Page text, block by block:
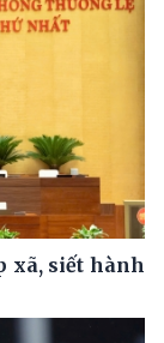
xã, siết hành